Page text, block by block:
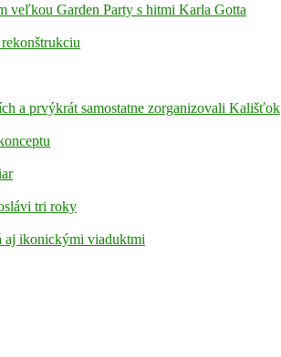
veľkou Garden Party s hitmi Karla Gotta
a prvýkrát samostatne zorganizovali Kališťok
tri roky
aj ikonickými viaduktmi